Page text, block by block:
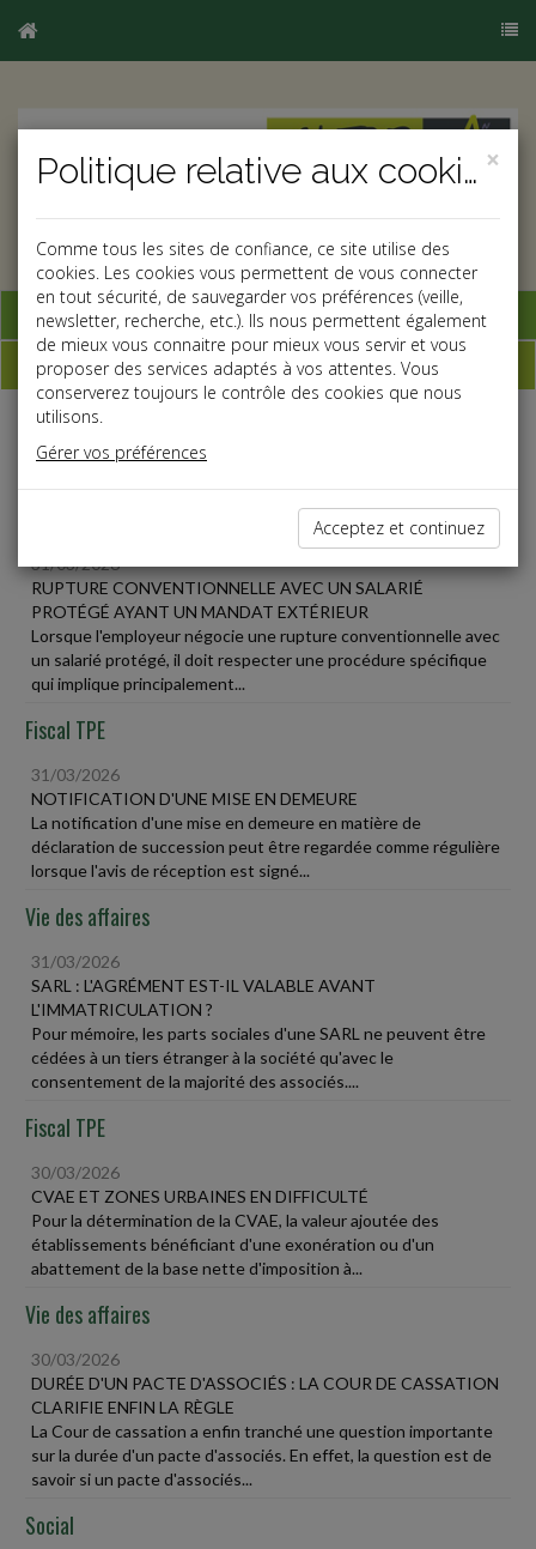
Base documentaire
Dépêches
Liste des dernières dépêches
31/03/2026
RUPTURE CONVENTIONNELLE AVEC UN SALARIÉ
PROTÉGÉ AYANT UN MANDAT EXTÉRIEUR
Lorsque l'employeur négocie une rupture conventionnelle avec
un salarié protégé, il doit respecter une procédure spécifique
qui implique principalement...
Fiscal TPE
31/03/2026
NOTIFICATION D'UNE MISE EN DEMEURE
La notification d'une mise en demeure en matière de
déclaration de succession peut être regardée comme régulière
lorsque l'avis de réception est signé...
Vie des affaires
31/03/2026
SARL : L'AGRÉMENT EST-IL VALABLE AVANT
L'IMMATRICULATION ?
Pour mémoire, les parts sociales d'une SARL ne peuvent être
cédées à un tiers étranger à la société qu'avec le
consentement de la majorité des associés....
Fiscal TPE
30/03/2026
CVAE ET ZONES URBAINES EN DIFFICULTÉ
Pour la détermination de la CVAE, la valeur ajoutée des
établissements bénéficiant d'une exonération ou d'un
abattement de la base nette d'imposition à...
Vie des affaires
30/03/2026
DURÉE D'UN PACTE D'ASSOCIÉS : LA COUR DE CASSATION
CLARIFIE ENFIN LA RÈGLE
La Cour de cassation a enfin tranché une question importante
sur la durée d'un pacte d'associés. En effet, la question est de
savoir si un pacte d'associés...
Social
×
Politique relative aux cookies
Comme tous les sites de confiance, ce site utilise des
cookies. Les cookies vous permettent de vous connecter
en tout sécurité, de sauvegarder vos préférences (veille,
newsletter, recherche, etc.). Ils nous permettent également
de mieux vous connaitre pour mieux vous servir et vous
proposer des services adaptés à vos attentes. Vous
conserverez toujours le contrôle des cookies que nous
utilisons.
Gérer vos préférences
Acceptez et continuez